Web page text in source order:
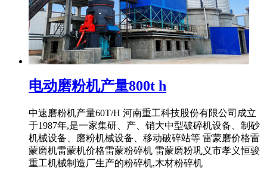
电动磨粉机产量800t h
中速磨粉机产量60T/H 河南重工科技股份有限公司成立
于1987年,是一家集研、产、销大中型破碎机设备、制砂
机械设备、磨粉机械设备、移动破碎站等 雷蒙磨价格雷
蒙磨机雷蒙机价格雷蒙粉碎机 雷蒙磨粉巩义市孝义恒骏
重工机械制造厂生产的粉碎机,木材粉碎机